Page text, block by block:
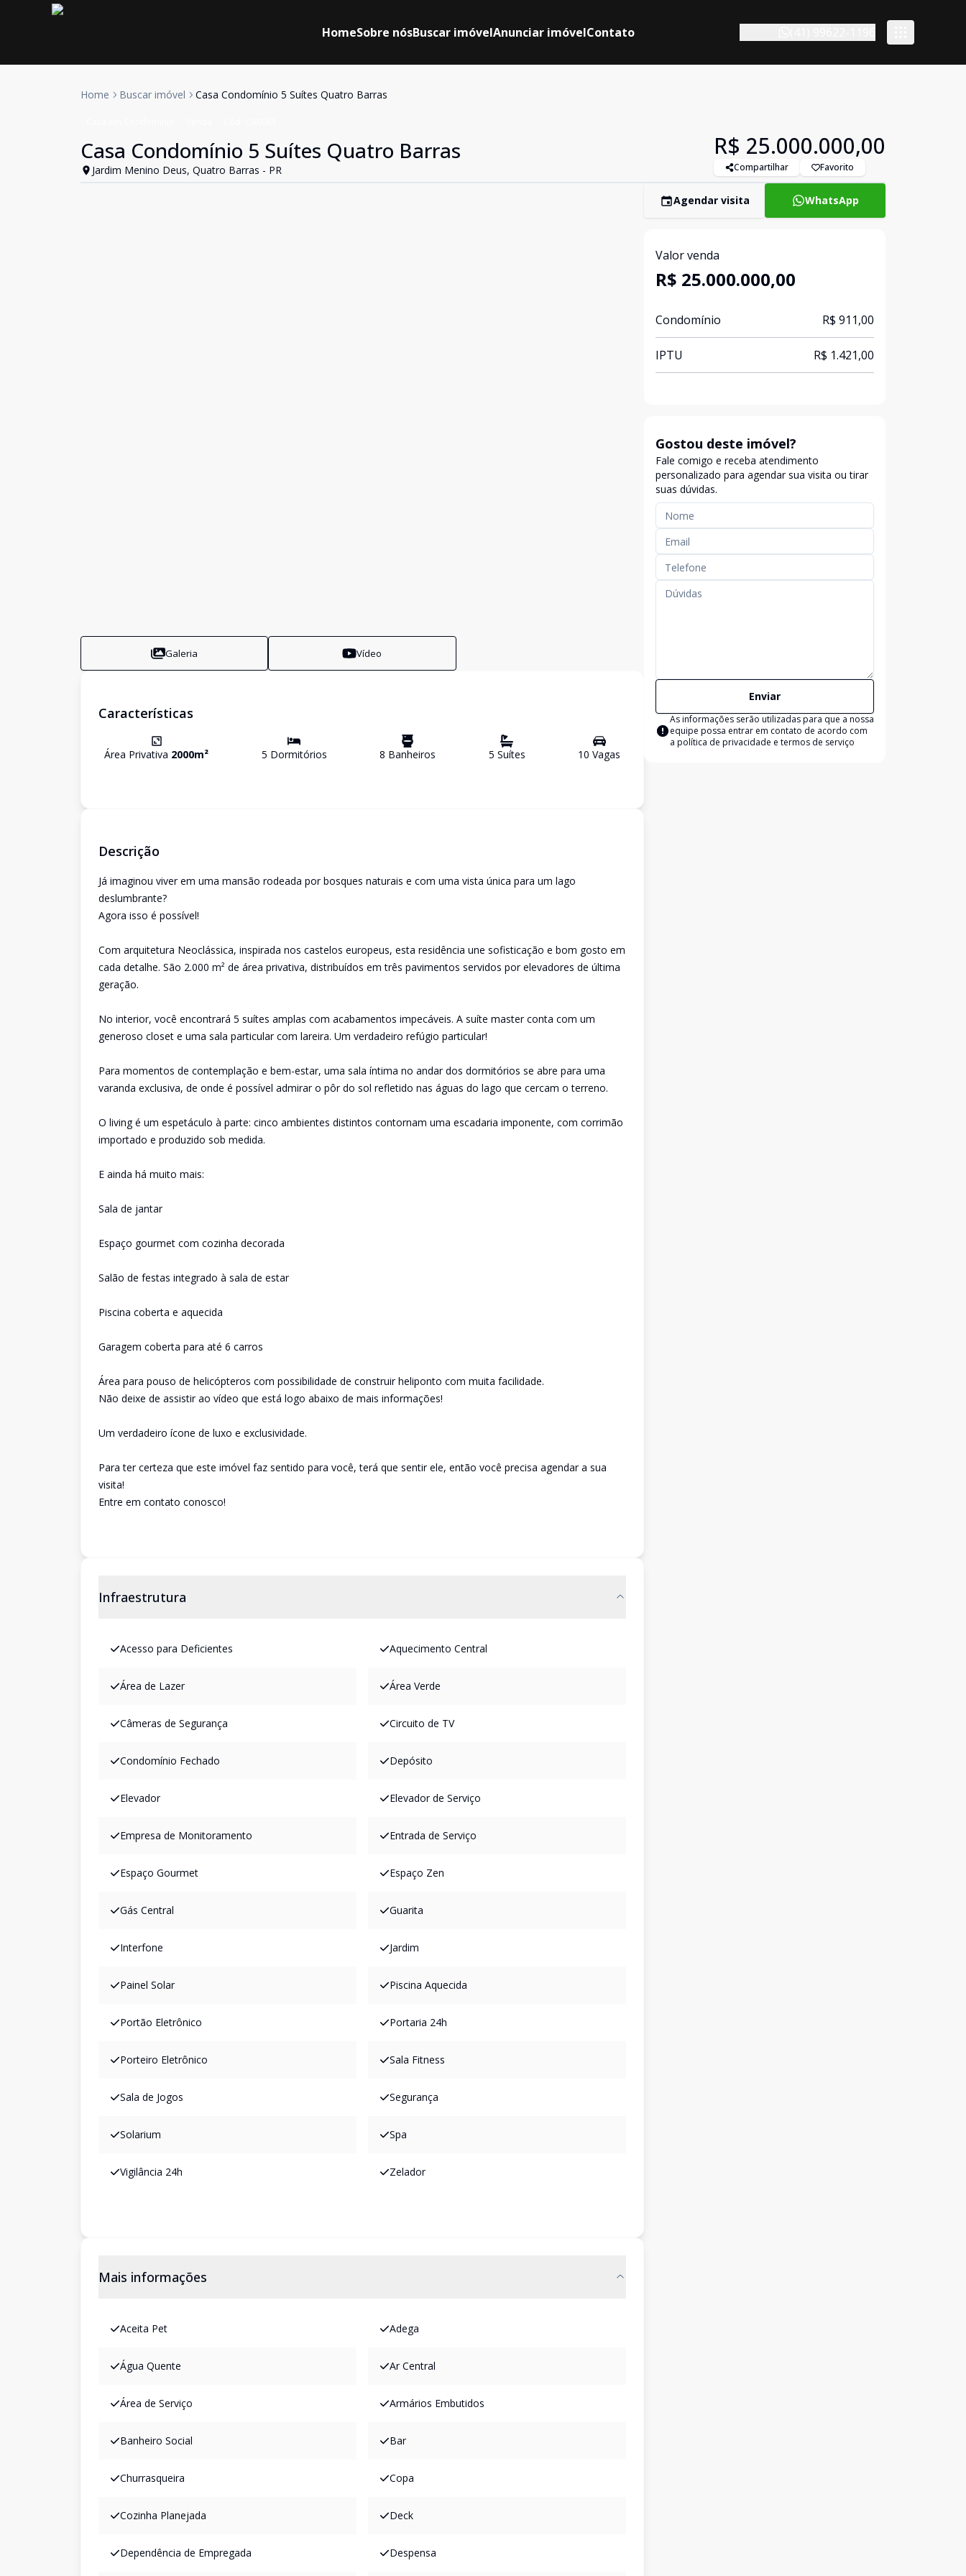
HomeSobre nósBuscar imóvelAnunciar imóvelContato
Home Buscar imóvel Casa Condomínio 5 Suítes Quatro Barras
Casa Condomínio 5 Suítes Quatro Barras
Jardim Menino Deus, Quatro Barras - PR
R$ 25.000.000,00
Compartilhar Favorito
Galeria Vídeo
Características
Área Privativa 2000m² 5 Dormitórios 8 Banheiros 5 Suítes 10 Vagas
Descrição
Já imaginou viver em uma mansão rodeada por bosques naturais e com uma vista única para um lago
deslumbrante?
Agora isso é possível!
Com arquitetura Neoclássica, inspirada nos castelos europeus, esta residência une sofisticação e bom gosto em
cada detalhe. São 2.000 m² de área privativa, distribuídos em três pavimentos servidos por elevadores de última
geração.
No interior, você encontrará 5 suítes amplas com acabamentos impecáveis. A suíte master conta com um
generoso closet e uma sala particular com lareira. Um verdadeiro refúgio particular!
Para momentos de contemplação e bem-estar, uma sala íntima no andar dos dormitórios se abre para uma
varanda exclusiva, de onde é possível admirar o pôr do sol refletido nas águas do lago que cercam o terreno.
O living é um espetáculo à parte: cinco ambientes distintos contornam uma escadaria imponente, com corrimão
importado e produzido sob medida.
E ainda há muito mais:
Sala de jantar
Espaço gourmet com cozinha decorada
Salão de festas integrado à sala de estar
Piscina coberta e aquecida
Garagem coberta para até 6 carros
Área para pouso de helicópteros com possibilidade de construir heliponto com muita facilidade.
Não deixe de assistir ao vídeo que está logo abaixo de mais informações!
Um verdadeiro ícone de luxo e exclusividade.
Para ter certeza que este imóvel faz sentido para você, terá que sentir ele, então você precisa agendar a sua
visita!
Entre em contato conosco!
Infraestrutura
Acesso para Deficientes Aquecimento Central
Área de Lazer Área Verde
Câmeras de Segurança Circuito de TV
Condomínio Fechado Depósito
Elevador Elevador de Serviço
Empresa de Monitoramento Entrada de Serviço
Espaço Gourmet Espaço Zen
Gás Central Guarita
Interfone Jardim
Painel Solar Piscina Aquecida
Portão Eletrônico Portaria 24h
Porteiro Eletrônico Sala Fitness
Sala de Jogos Segurança
Solarium Spa
Vigilância 24h Zelador
Mais informações
Aceita Pet Adega
Água Quente Ar Central
Área de Serviço Armários Embutidos
Banheiro Social Bar
Churrasqueira Copa
Cozinha Planejada Deck
Dependência de Empregada Despensa
Agendar visita WhatsApp
Valor venda
R$ 25.000.000,00
Condomínio R$ 911,00
IPTU R$ 1.421,00
Gostou deste imóvel?
Fale comigo e receba atendimento
personalizado para agendar sua visita ou tirar
suas dúvidas.
Enviar
As informações serão utilizadas para que a nossa
equipe possa entrar em contato de acordo com
a política de privacidade e termos de serviço